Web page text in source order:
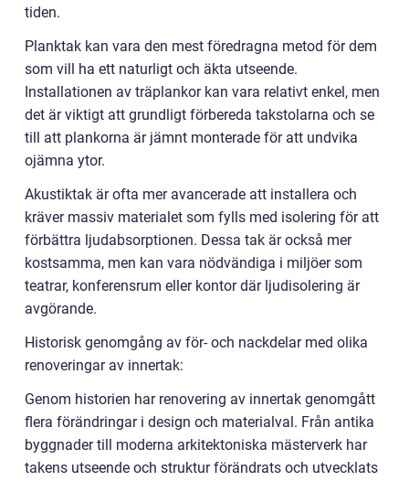
tiden.
Planktak kan vara den mest föredragna metod för dem
som vill ha ett naturligt och äkta utseende.
Installationen av träplankor kan vara relativt enkel, men
det är viktigt att grundligt förbereda takstolarna och se
till att plankorna är jämnt monterade för att undvika
ojämna ytor.
Akustiktak är ofta mer avancerade att installera och
kräver massiv materialet som fylls med isolering för att
förbättra ljudabsorptionen. Dessa tak är också mer
kostsamma, men kan vara nödvändiga i miljöer som
teatrar, konferensrum eller kontor där ljudisolering är
avgörande.
Historisk genomgång av för- och nackdelar med olika
renoveringar av innertak:
Genom historien har renovering av innertak genomgått
flera förändringar i design och materialval. Från antika
byggnader till moderna arkitektoniska mästerverk har
takens utseende och struktur förändrats och utvecklats